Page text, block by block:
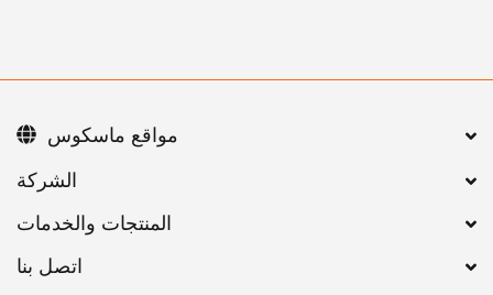
اتصل بنا
مواقع ماسكوس